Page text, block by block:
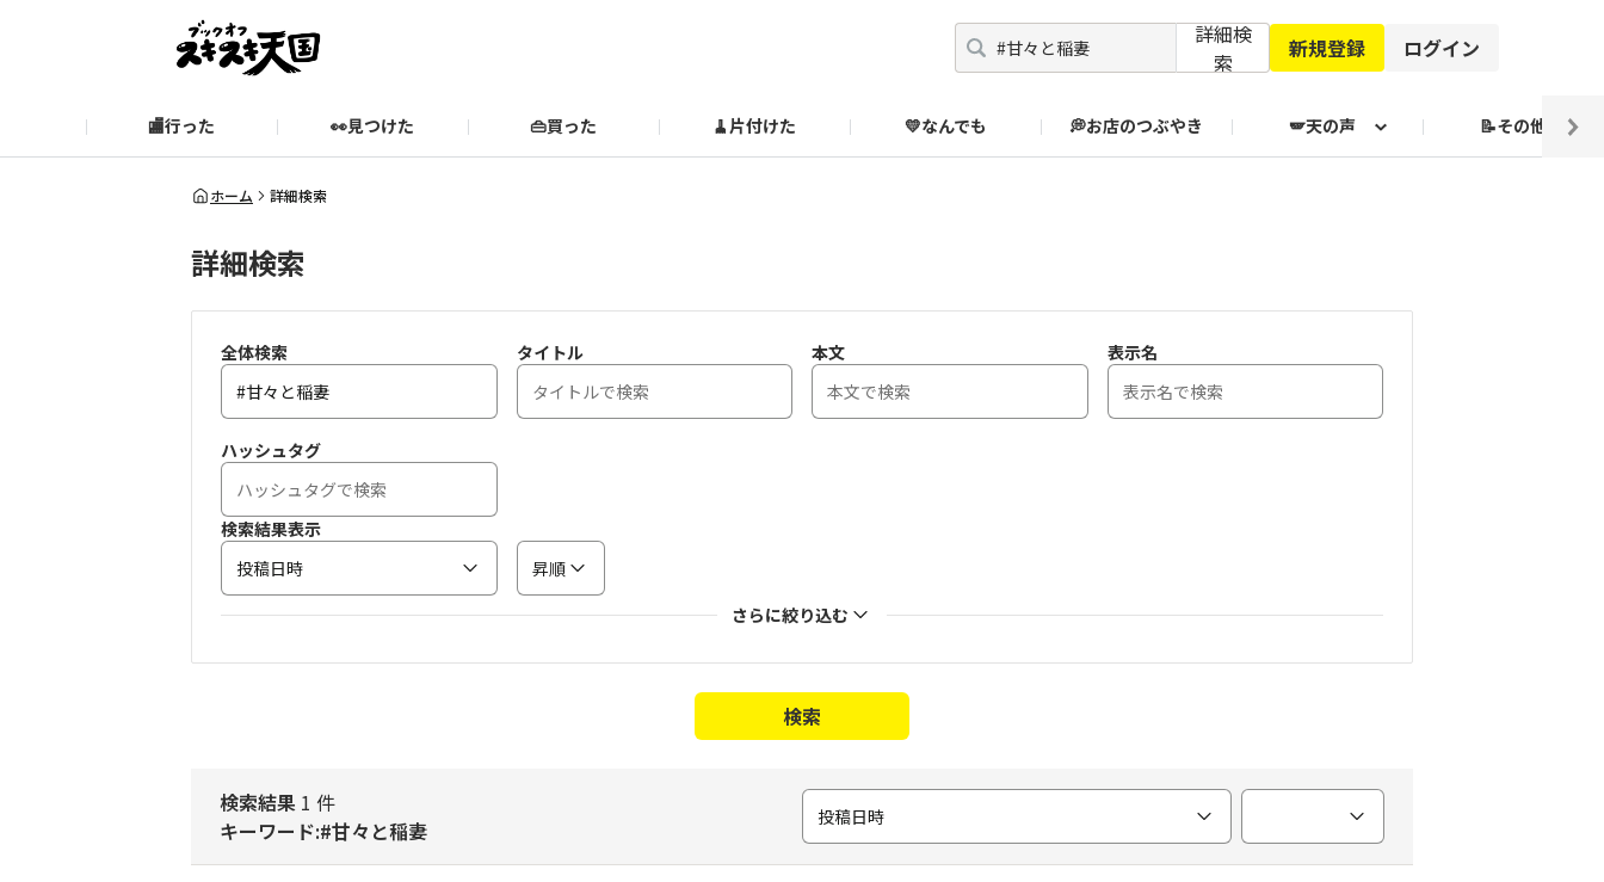
詳細検
索
新規登録 ログイン
🏬行った 👀見つけた 👜買った 🧹片付けた 💛なんでも 💭お店のつぶやき 🪽天の声
お知らせ 期間限定企画【みんなでお題】
📝その他
ブックオフ公式サイト
スキスキ天国に関するお問い合わせ
ホーム 詳細検索
詳細検索
全体検索 タイトル 本文 表示名
ハッシュタグ
検索結果表示
投稿日時
昇順
さらに絞り込む
検索
検索結果 1 件
キーワード:#甘々と稲妻
投稿日時